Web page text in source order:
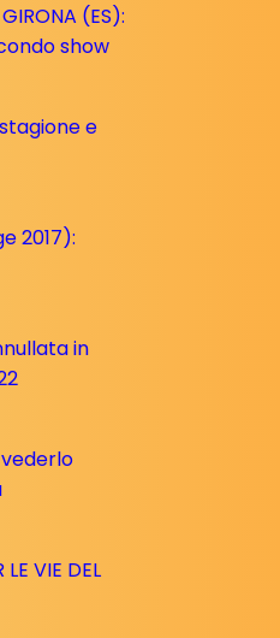
(ES):
show
stagione e
2017):
in
vederlo
VIE DEL